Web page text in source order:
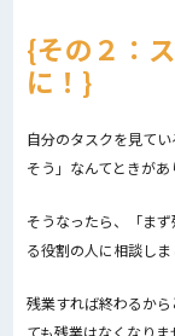
その２：
に！
自分のタスクを見て
そう」なんてときがあ
そうなったら、「ま
る役割の人に相談しま
残業すれば終わるか